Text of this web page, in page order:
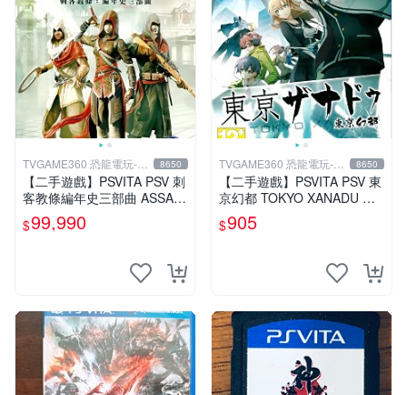
TVGAME360 恐龍電玩-台
中店
8650
【二手遊戲】PSVITA PSV 刺
客教條編年史三部曲 ASSAS
SINS CREED CHRONICLES
中文版
$99,990
TVGAME360 恐龍電玩-台
中店
8650
【二手遊戲】PSVITA PSV 東
京幻都 TOKYO XANADU 中
文版
$905